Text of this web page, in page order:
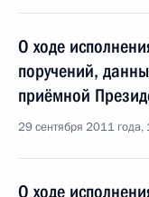
О ходе
поручений,
приёмной
29 сентября 2011
О ходе